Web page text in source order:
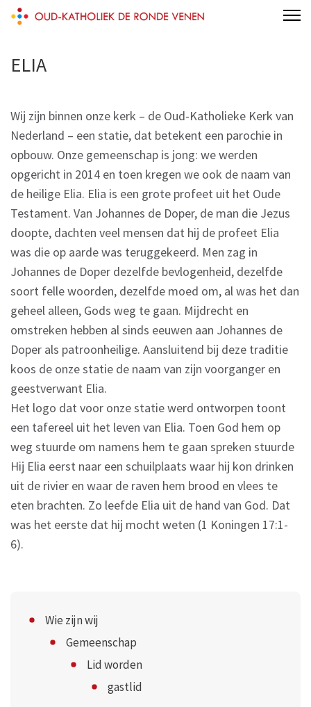
Skip
(Press
Oud-Katholiek De Ronde Venen
ELIA
Wij zijn binnen onze kerk – de Oud-Katholieke Kerk van
Nederland – een statie, dat betekent een parochie in
opbouw. Onze gemeenschap is jong: we werden
opgericht in 2014 en toen kregen we ook de naam van
de heilige Elia. Elia is een grote profeet uit het Oude
Testament. Van Johannes de Doper, de man die Jezus
doopte, dachten veel mensen dat hij de profeet Elia
was die op aarde was teruggekeerd. Men zag in
Johannes de Doper dezelfde bevlogenheid, dezelfde
soort felle woorden, dezelfde moed om, al was het dan
geheel alleen, Gods weg te gaan. Mijdrecht en
omstreken hebben al sinds eeuwen aan Johannes de
Doper als patroonheilige. Aansluitend bij deze traditie
koos de onze statie de naam van zijn voorganger en
geestverwant Elia.
Het logo dat voor onze statie werd ontworpen toont
een tafereel uit het leven van Elia. Toen God hem op
weg stuurde om namens hem te gaan spreken stuurde
Hij Elia eerst naar een schuilplaats waar hij kon drinken
uit de rivier en waar de raven hem brood en vlees te
eten brachten. Zo leefde Elia uit de hand van God. Dat
was het eerste dat hij mocht weten (1 Koningen 17:1-
6).
Wie zijn wij
Gemeenschap
Lid worden
gastlid